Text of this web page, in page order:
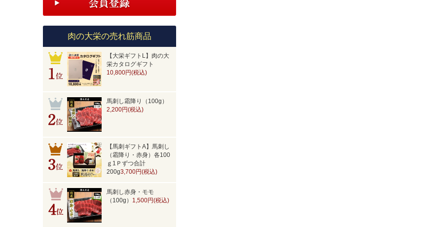
肉の大栄の売れ筋商品
【大栄ギフトL】肉の大
栄カタログギフト
10,800円(税込)
馬刺し霜降り（100g）
2,200円(税込)
【馬刺ギフトA】馬刺し
（霜降り・赤身）各100
ｇ1Ｐずつ合計
200g3,700円(税込)
馬刺し赤身・モモ
（100g） 1,500円(税込)